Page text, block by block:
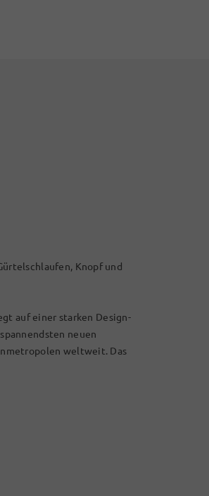
Knopf und
auf einer starken Design-
neuen
weltweit. Das